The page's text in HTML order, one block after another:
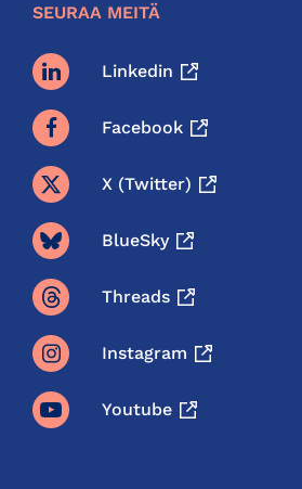
SEURAA MEITÄ
Linkedin
Facebook
X (twitter)
BlueSky
Threads
Instagram
Youtube